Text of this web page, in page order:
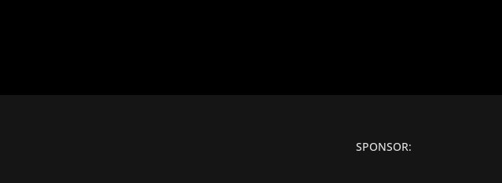
SPONSOR: